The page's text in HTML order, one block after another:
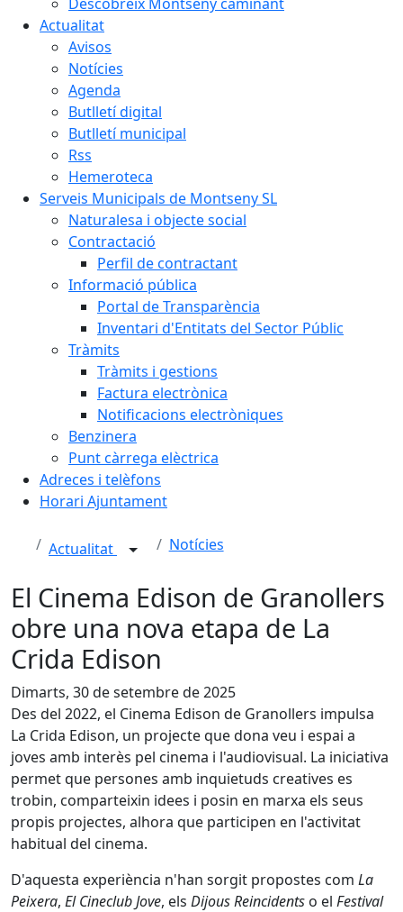
Actualitat
Avisos
Notícies
Agenda
Butlletí digital
Butlletí municipal
Rss
Hemeroteca
Serveis Municipals de Montseny SL
Naturalesa i objecte social
Contractació
Perfil de contractant
Informació pública
Portal de Transparència
Inventari d'Entitats del Sector Públic
Tràmits
Tràmits i gestions
Factura electrònica
Notificacions electròniques
Benzinera
Punt càrrega elèctrica
Adreces i telèfons
Horari Ajuntament
Actualitat Notícies
El Cinema Edison de Granollers
obre una nova etapa de La
Crida Edison
Dimarts, 30 de setembre de 2025
Des del 2022, el Cinema Edison de Granollers impulsa
La Crida Edison, un projecte que dona veu i espai a
joves amb interès pel cinema i l'audiovisual. La iniciativa
permet que persones amb inquietuds creatives es
trobin, comparteixin idees i posin en marxa els seus
propis projectes, alhora que participen en l'activitat
habitual del cinema.
D'aquesta experiència n'han sorgit propostes com La
Peixera, El Cineclub Jove, els Dijous Reincidents o el Festival